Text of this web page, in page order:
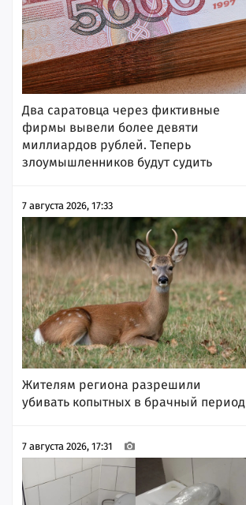
Два саратовца через фиктивные
фирмы вывели более девяти
миллиардов рублей. Теперь
злоумышленников будут судить
7 августа 2026, 17:33
Жителям региона разрешили
убивать копытных в брачный период
7 августа 2026, 17:31